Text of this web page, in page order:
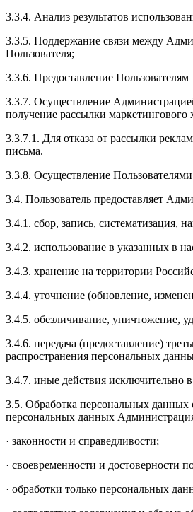
3.3.4. Анализ результатов
3.3.5. Поддержание связи между
Пользователя;
3.3.6. Предоставление
3.3.7. Осуществление
получение рассылки маркетингового
3.3.7.1. Для отказа от рассылки
письма.
3.3.8. Осуществление
3.4. Пользователь предоставляет
3.4.1. сбор, запись, систематизация,
3.4.2. использование в указанных в
3.4.3. хранение на территории
3.4.4. уточнение (обновление,
3.4.5. обезличивание, уничтожение,
3.4.6. передача (предоставление)
распространения персональных
3.4.7. иные действия исключительно
3.5. Обработка персональных
персональных данных
· законности и справедливости;
· своевременности и достоверности
· обработки только персональных